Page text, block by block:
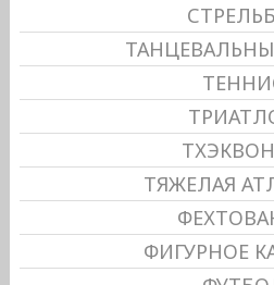
ТЯЖЕЛАЯ
ФИГУРНОЕ